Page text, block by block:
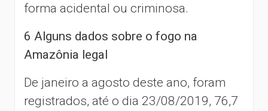
forma acidental ou criminosa.
6 Alguns dados sobre o fogo na
Amazônia legal
De janeiro a agosto deste ano, foram
registrados, até o dia 23/08/2019, 76,7